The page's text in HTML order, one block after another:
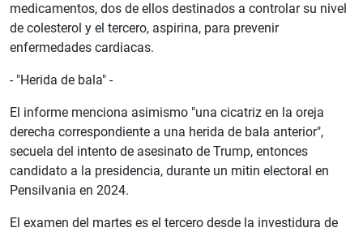
medicamentos, dos de ellos destinados a controlar su nivel
de colesterol y el tercero, aspirina, para prevenir
enfermedades cardiacas.
- "Herida de bala" -
El informe menciona asimismo "una cicatriz en la oreja
derecha correspondiente a una herida de bala anterior",
secuela del intento de asesinato de Trump, entonces
candidato a la presidencia, durante un mitin electoral en
Pensilvania en 2024.
El examen del martes es el tercero desde la investidura de